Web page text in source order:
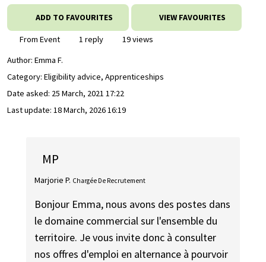
ADD TO FAVOURITES VIEW FAVOURITES
From Event 1 reply
19 views
Author: Emma F.
Category: Eligibility advice, Apprenticeships
Date asked: 25 March, 2021 17:22
Last update: 18 March, 2026 16:19
MP
Marjorie P. Chargée De Recrutement
Bonjour Emma, nous avons des postes dans
le domaine commercial sur l'ensemble du
territoire. Je vous invite donc à consulter
nos offres d'emploi en alternance à pourvoir